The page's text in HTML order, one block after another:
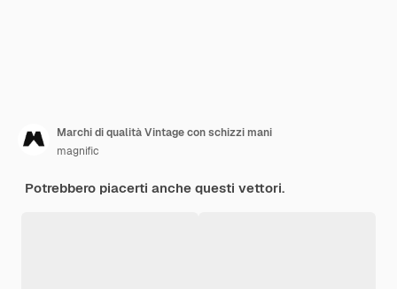
Marchi di qualità Vintage con schizzi mani
magnific
Potrebbero piacerti anche questi vettori.